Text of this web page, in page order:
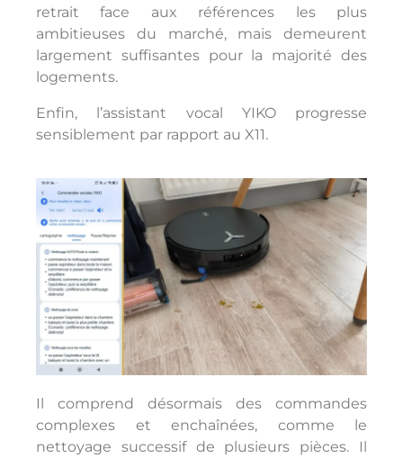
retrait face aux références les plus
ambitieuses du marché, mais demeurent
largement suffisantes pour la majorité des
logements.
Enfin, l’assistant vocal YIKO progresse
sensiblement par rapport au X11.
Il comprend désormais des commandes
complexes et enchaînées, comme le
nettoyage successif de plusieurs pièces. Il